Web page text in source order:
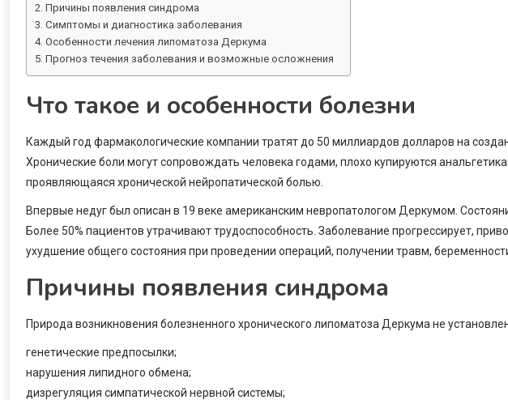
Причины появления синдрома
Симптомы и диагностика заболевания
Особенности лечения липоматоза Деркума
Прогноз течения заболевания и возможные осложнения
Что такое и особенности болезни
Каждый год фармакологические компании тратят до 50 миллиардов долларов на
Хронические боли могут сопровождать человека годами, плохо купируются
проявляющаяся хронической нейропатической болью.
Впервые недуг был описан в 19 веке американским невропатологом Деркумом.
Более 50% пациентов утрачивают трудоспособность. Заболевание прогрессирует,
ухудшение общего состояния при проведении операций, получении травм,
Причины появления синдрома
Природа возникновения болезненного хронического липоматоза Деркума не
генетические предпосылки;
нарушения липидного обмена;
дизрегуляция симпатической нервной системы;